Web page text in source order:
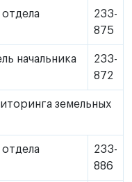
отдела
233-
875
начальника
233-
872
земельных
отдела
233-
886